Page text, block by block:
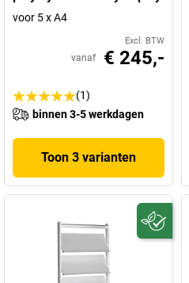
voor 5 x A4
Excl. BTW
vanaf € 245,-
(1)
binnen 3-5 werkdagen
Toon 3 varianten